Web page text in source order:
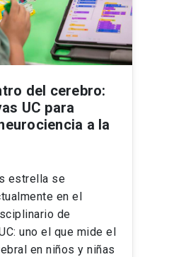
del cerebro:
UC para
a la
estrella se
en el
de
uno el que mide el
en niños y niñas